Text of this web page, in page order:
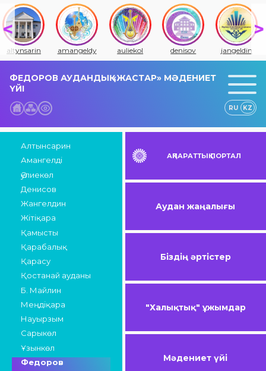
altynsarin amangeldy auliekol denisov jangeldin
ФЕДОРОВ АУДАНДЫҚ «ЖАСТАР» МӘДЕНИЕТ
ҮЙІ
RU KZ
Алтынсарин
Амангелді
Әулиекөл
Денисов
Жангелдин
Жітіқара
Қамысты
Қарабалық
Қарасу
Қостанай ауданы
Б. Майлин
Меңдіқара
Науырзым
Сарыкөл
Ұзынкөл
Федоров
АҚПАРАТТЫҚ ПОРТАЛ
Аудан жаңалығы
Біздің әртістер
"Халықтық" ұжымдар
Мәдениет үйі